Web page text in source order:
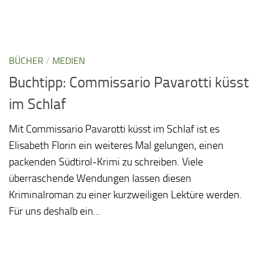
BÜCHER / MEDIEN
Buchtipp: Commissario Pavarotti küsst
im Schlaf
Mit Commissario Pavarotti küsst im Schlaf ist es
Elisabeth Florin ein weiteres Mal gelungen, einen
packenden Südtirol-Krimi zu schreiben. Viele
überraschende Wendungen lassen diesen
Kriminalroman zu einer kurzweiligen Lektüre werden.
Für uns deshalb ein...